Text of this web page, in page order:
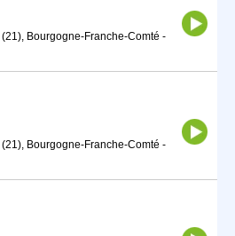
Bourgogne-Franche-Comté -
Bourgogne-Franche-Comté -